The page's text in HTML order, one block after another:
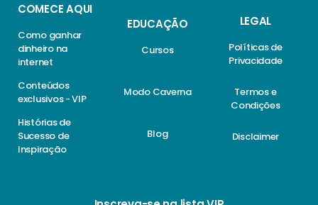
COMECE AQUI
Como ganhar
dinheiro na
internet
Conteúdos
exclusivos - VIP
Histórias de
Sucesso de
Inspiração
EDUCAÇÃO
Cursos
Modo Caverna
Blog
LEGAL
Políticas de
Privacidade
Termos e
Condições
Disclaimer